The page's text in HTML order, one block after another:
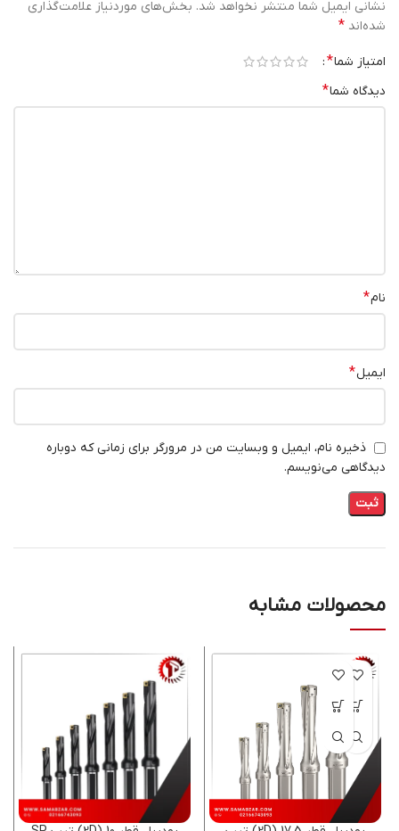
نشانی ایمیل شما منتشر نخواهد شد. بخش‌های موردنیاز علامت‌گذاری
شده‌اند *
امتیاز شما*
دیدگاه شما*
نام*
ایمیل*
ذخیره نام، ایمیل و وبسایت من در مرورگر برای زمانی که دوباره
دیدگاهی می‌نویسم.
محصولات مشابه